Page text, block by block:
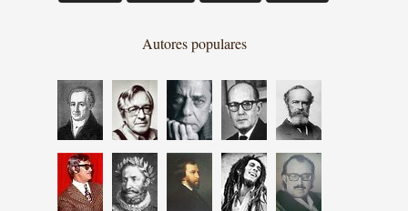
Autores populares